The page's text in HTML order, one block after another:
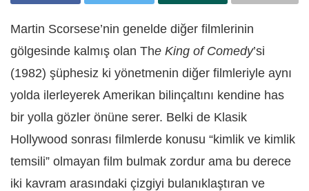
Martin Scorsese’nin genelde diğer filmlerinin
gölgesinde kalmış olan The King of Comedy’si
(1982) şüphesiz ki yönetmenin diğer filmleriyle aynı
yolda ilerleyerek Amerikan bilinçaltını kendine has
bir yolla gözler önüne serer. Belki de Klasik
Hollywood sonrası filmlerde konusu “kimlik ve kimlik
temsili” olmayan film bulmak zordur ama bu derece
iki kavram arasındaki çizgiyi bulanıklaştıran ve